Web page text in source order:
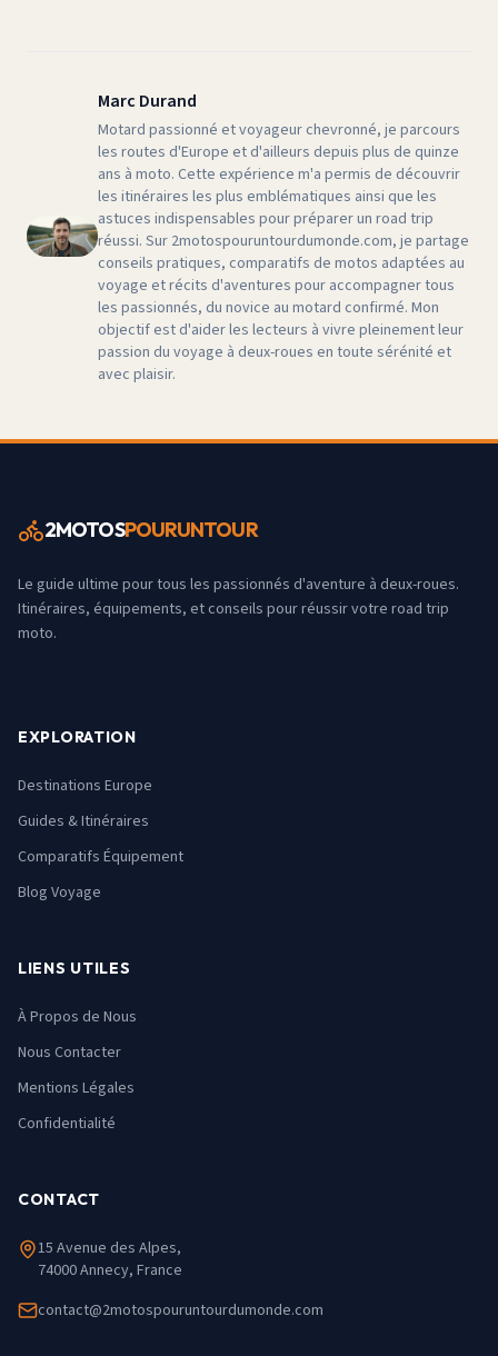
Marc Durand
Motard passionné et voyageur chevronné, je parcours
les routes d'Europe et d'ailleurs depuis plus de quinze
ans à moto. Cette expérience m'a permis de découvrir
les itinéraires les plus emblématiques ainsi que les
astuces indispensables pour préparer un road trip
réussi. Sur 2motospouruntourdumonde.com, je partage
conseils pratiques, comparatifs de motos adaptées au
voyage et récits d'aventures pour accompagner tous
les passionnés, du novice au motard confirmé. Mon
objectif est d'aider les lecteurs à vivre pleinement leur
passion du voyage à deux-roues en toute sérénité et
avec plaisir.
2MOTOSPOURUNTOUR
Le guide ultime pour tous les passionnés d'aventure à deux-roues.
Itinéraires, équipements, et conseils pour réussir votre road trip
moto.
EXPLORATION
Destinations Europe
Guides & Itinéraires
Comparatifs Équipement
Blog Voyage
LIENS UTILES
À Propos de Nous
Nous Contacter
Mentions Légales
Confidentialité
CONTACT
15 Avenue des Alpes,
74000 Annecy, France
contact@2motospouruntourdumonde.com